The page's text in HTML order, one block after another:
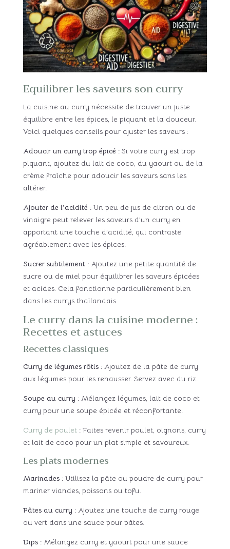
Equilibrer les saveurs son curry
La cuisine au curry nécessite de trouver un juste
équilibre entre les épices, le piquant et la douceur.
Voici quelques conseils pour ajuster les saveurs :
Adoucir un curry trop épicé :Si votre curry est trop
piquant, ajoutez du lait de coco, du yaourt ou de la
crème fraîche pour adoucir les saveurs sans les
altérer.
Ajouter de l’acidité :Un peu de jus de citron ou de
vinaigre peut relever les saveurs d’un curry en
apportant une touche d’acidité, qui contraste
agréablement avec les épices.
Sucrer subtilement :Ajoutez une petite quantité de
sucre ou de miel pour équilibrer les saveurs épicées
et acides. Cela fonctionne particulièrement bien
dans les currys thaïlandais.
Le curry dans la cuisine moderne :
Recettes et astuces
Recettes classiques
Curry de légumes rôtis :Ajoutez de la pâte de curry
aux légumes pour les rehausser. Servez avec du riz.
Soupe au curry :Mélangez légumes, lait de coco et
curry pour une soupe épicée et réconfortante.
Curry de poulet:Faites revenir poulet, oignons, curry
et lait de coco pour un plat simple et savoureux.
Les plats modernes
Marinades :Utilisez la pâte ou poudre de curry pour
mariner viandes, poissons ou tofu.
Pâtes au curry :Ajoutez une touche de curry rouge
ou vert dans une sauce pour pâtes.
Dips :Mélangez curry et yaourt pour une sauce